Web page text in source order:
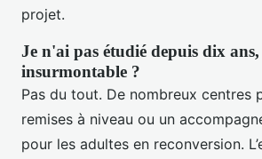
projet.
Je n'ai pas étudié depuis dix ans,
insurmontable ?
Pas du tout. De nombreux centres
remises à niveau ou un
pour les adultes en reconversion.